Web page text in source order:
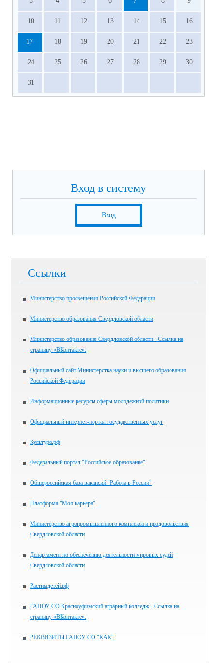
10 11 12 13 14 15 16
17 18 19 20 21 22 23
24 25 26 27 28 29 30
31
Вход в систему
Вход
Ссылки
Министерство просвещения Российской Федерации
Министерство образования Свердловской области
Министерство образования Свердловской области - Ссылка на
страницу «ВКонтакте»:
Официальный сайт Министерства науки и высшего образования
Российской Федерации
Информационные ресурсы сферы молодежной политики
Официальный интернет-портал государственных услуг
Культура.рф
Федеральный портал "Российское образование"
Общероссийская база вакансий "Работа в России"
Платформа "Моя карьера"
Министерство агропромышленного комплекса и продовольствия
Свердловской области
Департамент по обеспечению деятельности мировых судей
Свердловской области
Растимдетей.рф
ГАПОУ СО Красноуфимский аграрный колледж - Ссылка на
страницу «ВКонтакте»:
РЕКВИЗИТЫ ГАПОУ СО "КАК"